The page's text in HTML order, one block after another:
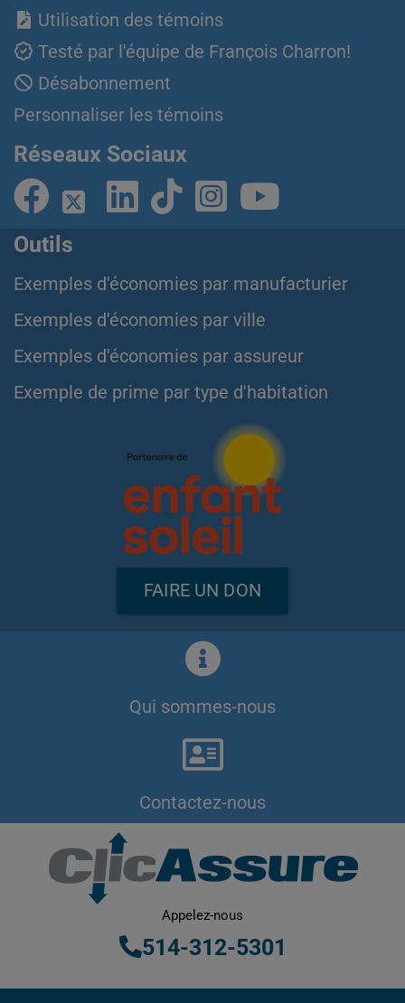
Utilisation des témoins
Testé par l'équipe de François Charron!
Désabonnement
Personnaliser les témoins
Réseaux Sociaux
Outils
Exemples d'économies par manufacturier
Exemples d'économies par ville
Exemples d'économies par assureur
Exemple de prime par type d'habitation
FAIRE UN DON
Qui sommes-nous
Contactez-nous
Appelez-nous
514-312-5301